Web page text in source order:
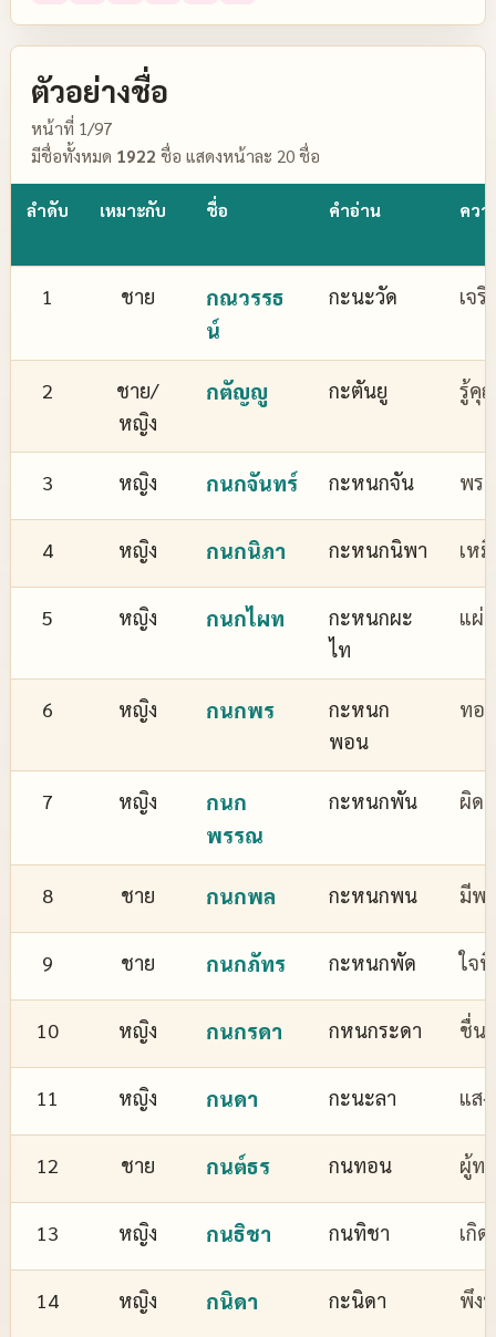
ตัวอย่างชื่อ
หน้าที่ 1/97
มีชื่อทั้งหมด 1922 ชื่อ แสดงหน้าละ 20 ชื่อ
ลำดับ เหมาะกับ ชื่อ คำอ่าน คว
1 ชาย
กณวรรธ
น์
กะนะวัด เจ
2
ชาย/
หญิง
กตัญญู กะตันยู รู้คุ
3 หญิง กนกจันทร์ กะหนกจัน พร
4 หญิง กนกนิภา กะหนกนิพา เห
5 หญิง กนกไผท
กะหนกผะ
ไท
แผ่
6 หญิง กนกพร
กะหนก
พอน
ทอ
7 หญิง
กนก
พรรณ
กะหนกพัน ผิด
8 ชาย กนกพล กะหนกพน มีพ
9 ชาย กนกภัทร กะหนกพัด ใจ
10 หญิง กนกรดา กหนกระดา ชื่น
11 หญิง กนดา กะนะลา แสง
12 ชาย กนต์ธร กนทอน ผู้ท
13 หญิง กนธิชา กนทิชา เกิด
14 หญิง กนิดา กะนิดา พึง